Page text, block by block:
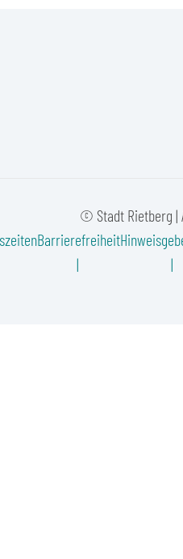
© Stadt Rietberg |
Barrierefreiheit